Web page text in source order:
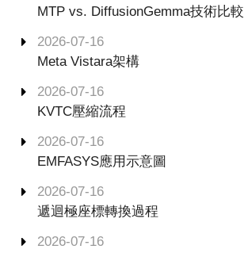
MTP vs. DiffusionGemma技術比較
2026-07-16
Meta Vistara架構
2026-07-16
KVTC壓縮流程
2026-07-16
EMFASYS應用示意圖
2026-07-16
遞迴極座標轉換過程
2026-07-16